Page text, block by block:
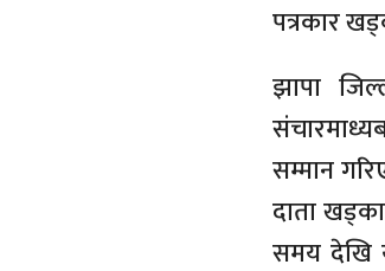
पत्रकार
झापा
सम्मान
दाता
समय देखि